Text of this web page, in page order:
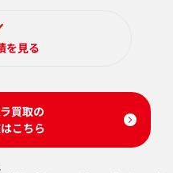
を見る
買取の
こちら